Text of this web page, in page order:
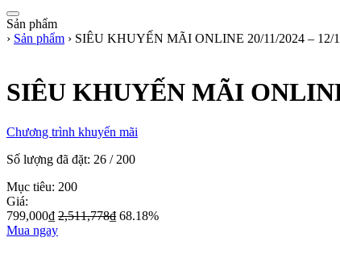
Sản phẩm
› Sản phẩm › SIÊU KHUYẾN MÃI ONLINE 20/11/2024 – 12/
SIÊU KHUYẾN MÃI
Chương trình khuyến mãi
Số lượng đã đặt: 26 / 200
Mục tiêu: 200
Giá:
799,000₫ 2,511,778₫ 68.18%
Mua ngay